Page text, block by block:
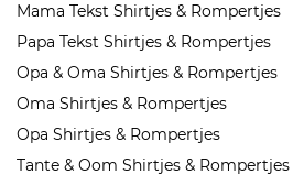
Mama Tekst Shirtjes & Rompertjes
Papa Tekst Shirtjes & Rompertjes
Opa & Oma Shirtjes & Rompertjes
Oma Shirtjes & Rompertjes
Opa Shirtjes & Rompertjes
Tante & Oom Shirtjes & Rompertjes